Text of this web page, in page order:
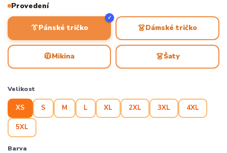
Provedení
👔Pánské tričko
✓
👗Dámské tričko
🧥Mikina 👗Šaty
Velikost
XS S M L XL 2XL 3XL 4XL
5XL
Barva